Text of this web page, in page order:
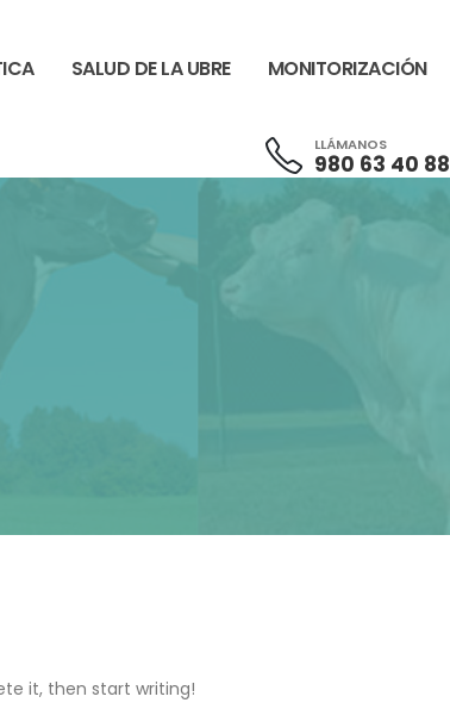
SALUD DE LA UBRE MONITORIZACIÓN
LLÁMANOS
980 63 40 88
it, then start writing!